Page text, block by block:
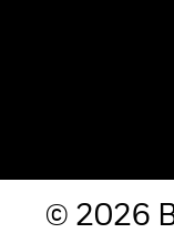
© 2026